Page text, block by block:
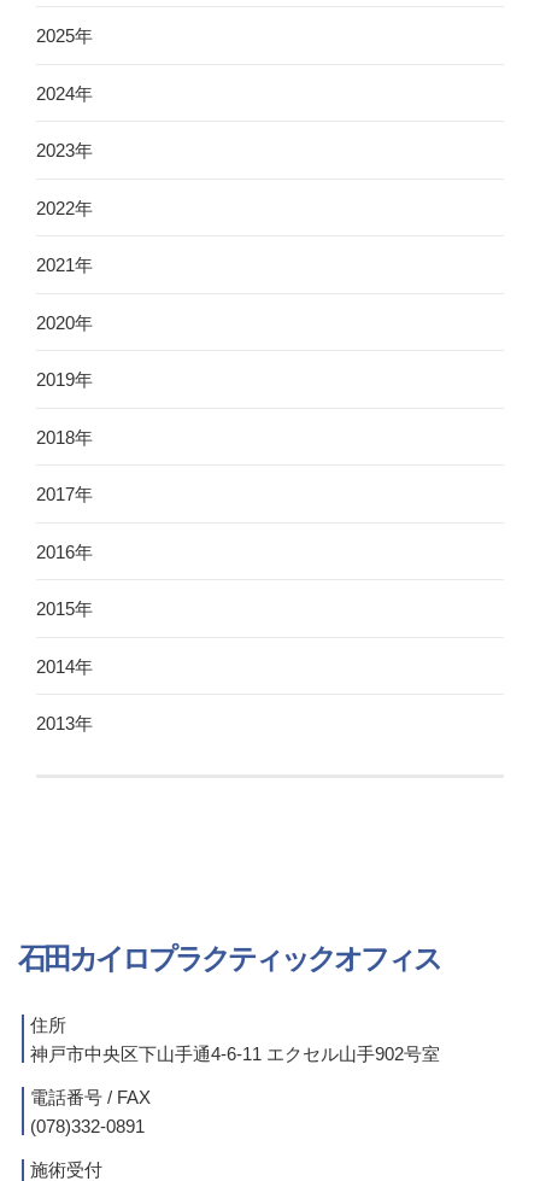
2025年
2024年
2023年
2022年
2021年
2020年
2019年
2018年
2017年
2016年
2015年
2014年
2013年
石田カイロプラクティックオフィス
住所
神戸市中央区下山手通4-6-11 エクセル山手902号室
電話番号 / FAX
(078)332-0891
施術受付